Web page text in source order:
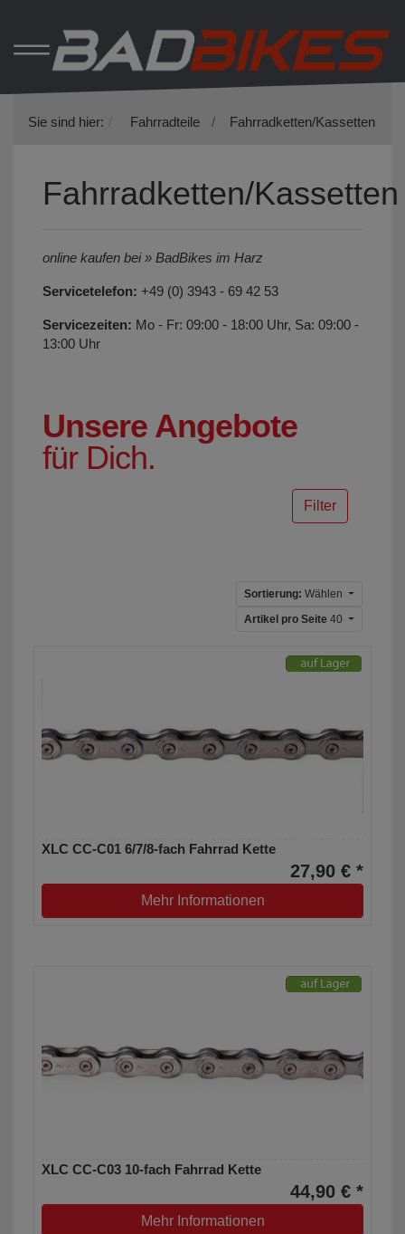
Sie sind hier: Fahrradteile Fahrradketten/Kassetten
Fahrradketten/Kassetten
online kaufen bei » BadBikes im Harz
Servicetelefon: +49 (0) 3943 - 69 42 53
Servicezeiten: Mo - Fr: 09:00 - 18:00 Uhr, Sa: 09:00 -
13:00 Uhr
Unsere Angebote
für Dich.
Filter
Sortierung: Wählen
Artikel pro Seite 40
XLC CC-C01 6/7/8-fach Fahrrad Kette
27,90 € *
Mehr Informationen
XLC CC-C03 10-fach Fahrrad Kette
44,90 € *
Mehr Informationen